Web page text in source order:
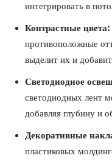
интегрировать в
Контрастные цвета:
противоположные
выделит их и
Светодиодное
светодиодных лент
добавляя глубину и
Декоративные
пластиковых